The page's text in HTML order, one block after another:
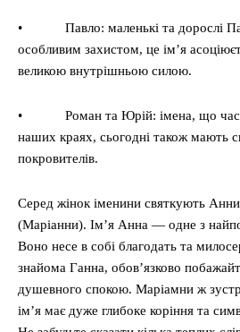
• Павло: маленькі та дорослі
особливим захистом, це ім’я
великою внутрішньою силою.
• Роман та Юрій: імена, що часто
наших краях, сьогодні також мають
покровителів.
Серед жінок іменини святкують
(Маріанни). Ім’я Анна — одне з
Воно несе в собі благодать та
знайома Ганна, обов’язково
душевного спокою. Маріамни ж
ім’я має дуже глибоке коріння та